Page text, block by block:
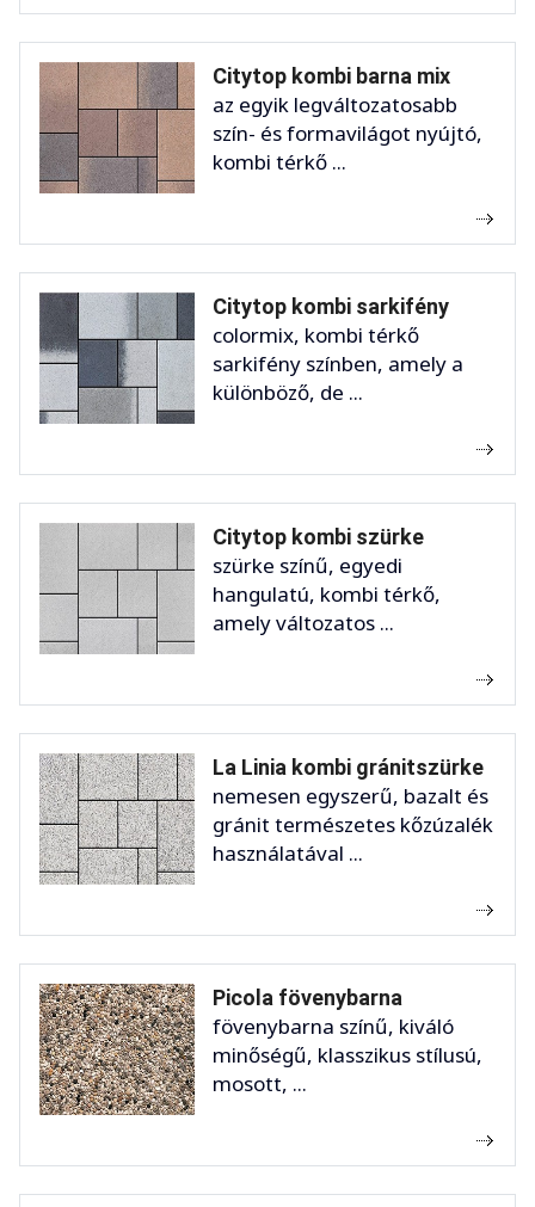
Citytop kombi barna mix
az egyik legváltozatosabb
szín- és formavilágot nyújtó,
kombi térkő ...
Citytop kombi sarkifény
colormix, kombi térkő
sarkifény színben, amely a
különböző, de ...
Citytop kombi szürke
szürke színű, egyedi
hangulatú, kombi térkő,
amely változatos ...
La Linia kombi gránitszürke
nemesen egyszerű, bazalt és
gránit természetes kőzúzalék
használatával ...
Picola fövenybarna
fövenybarna színű, kiváló
minőségű, klasszikus stílusú,
mosott, ...